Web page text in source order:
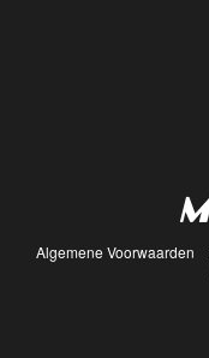
Algemene Voorwaarden